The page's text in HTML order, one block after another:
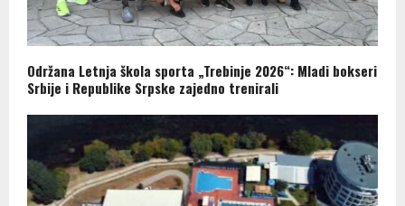
Održana Letnja škola sporta „Trebinje 2026“: Mladi bokseri
Srbije i Republike Srpske zajedno trenirali